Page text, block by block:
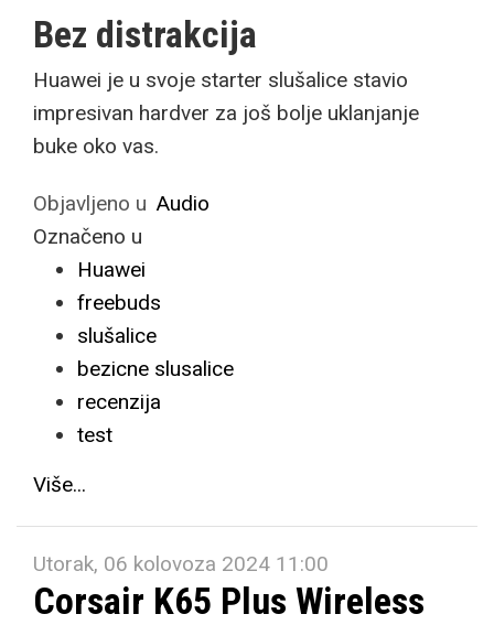
Bez distrakcija
Huawei je u svoje starter slušalice stavio
impresivan hardver za još bolje uklanjanje
buke oko vas.
Objavljeno u Audio
Označeno u
Huawei
freebuds
slušalice
bezicne slusalice
recenzija
test
Više...
Utorak, 06 kolovoza 2024 11:00
Corsair K65 Plus Wireless